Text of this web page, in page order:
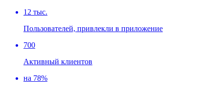
12 тыс.
Пользователей, привлекли в приложение
700
Активный клиентов
на 78%